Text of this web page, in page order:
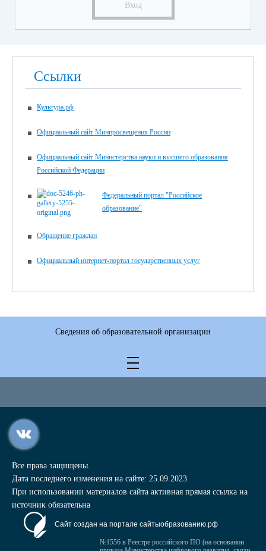
Вход
Ссылки
Культура.рф
Официальный сайт Минпросвещения России
Официальный сайт Министерства науки и высшего образования
Российской Федерации
Федеральный портал "Российское
образование"
Обращение граждан
Официальный интернет-портал государственных услуг
Сведения об образовательной организации
Все права защищены.
Дата последнего изменения на сайте: 25.09.2023
При использовании материалов сайта активная прямая ссылка на
источник обязательна
Сайт создан на портале сайтыобразованию.рф
№1556 в Реестре российского ПО (на основании